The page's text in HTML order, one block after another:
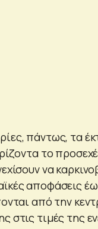
πάντως, τα
το
να
αποφάσεις
από την
στις τιμές της